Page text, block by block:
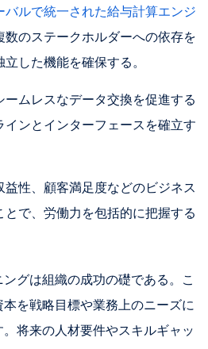
バルで統一された給与計算エンジ
数のステークホルダーへの依存を
した機能を確保する。
ームレスなデータ交換を促進する
インとインターフェースを確立す
益性、顧客満足度などのビジネス
とで、労働力を包括的に把握する
グは組織の成功の礎である。こ
を戦略目標や業務上のニーズに
将来の人材要件やスキルギャッ